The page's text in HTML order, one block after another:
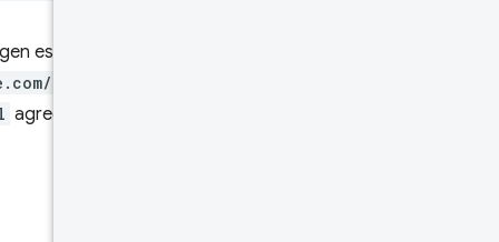
establecido en
agregados, ya que todas